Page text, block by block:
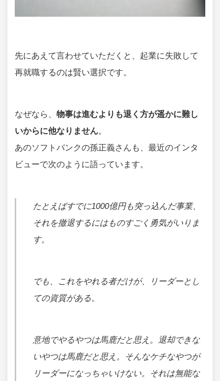
先にあえて言わせていただくと、起業に失敗して
再就職するのは賢い選択です。
なぜなら、 物事は進むよりも退く方が遥かに難し
いからに他なりません。
あのソフトバンクの孫正義さんも、最近のインタ
ビューで次のように語っています。
たとえばすでに1000億円も突っ込んだ事業、
それを撤退するにはものすごく勇気がいりま
す。
でも、これをやれる者だけが、リーダーとし
ての資質がある。
意地でやるやつは馬鹿だと思え。退却できな
いやつは馬鹿だと思え。そんなケチなやつが
リーダーになっちゃいけない。それは無能な